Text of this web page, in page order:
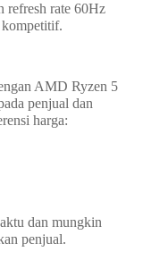
refresh rate 60Hz
AMD Ryzen 5
penjual dan
harga:
dan mungkin
penjual.